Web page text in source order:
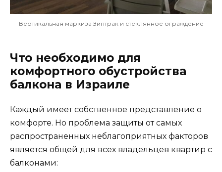
Вертикальная маркиза Зиптрак и стеклянное ограждение
Что необходимо для
комфортного обустройства
балкона в Израиле
Каждый имеет собственное представление о
комфорте. Но проблема защиты от самых
распространенных неблагоприятных факторов
является общей для всех владельцев квартир с
балконами: